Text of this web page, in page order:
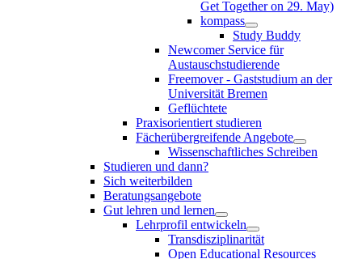
Get Together on 29. May)
kompass
Study Buddy
Newcomer Service für
Austauschstudierende
Freemover - Gaststudium an der
Universität Bremen
Geflüchtete
Praxisorientiert studieren
Fächerübergreifende Angebote
Wissenschaftliches Schreiben
Studieren und dann?
Sich weiterbilden
Beratungsangebote
Gut lehren und lernen
Lehrprofil entwickeln
Transdisziplinarität
Open Educational Resources